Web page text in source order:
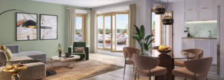
Actualités
Ressources
Financer
avantages du neuf :PTZ, TVA réduite dans certains cas,
frais de notaire réduits, bonnes performances
énergétiques, garanties constructeur, etc.